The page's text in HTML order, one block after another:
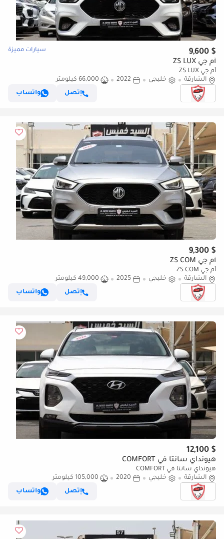
$ 9,600 سيارات مميزة
أم جي ZS LUX
أم جي ZS LUX
الشارقة
خليجي 2022
66,000 كيلومتر
إتصل
واتساب
$ 9,300
أم جي ZS COM
أم جي ZS COM
الشارقة
خليجي 2025
49,000 كيلومتر
إتصل
واتساب
$ 12,100
هيونداي سانتا في COMFORT
هيونداي سانتا في COMFORT
الشارقة
خليجي 2020
105,000 كيلومتر
إتصل
واتساب